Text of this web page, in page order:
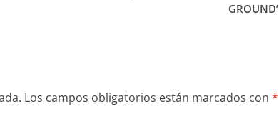
GROUND’
Los campos obligatorios están marcados con *